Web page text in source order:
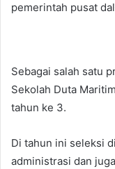
pemerintah pusat
Sebagai salah satu
Sekolah Duta
tahun ke 3.
Di tahun ini seleksi
administrasi dan